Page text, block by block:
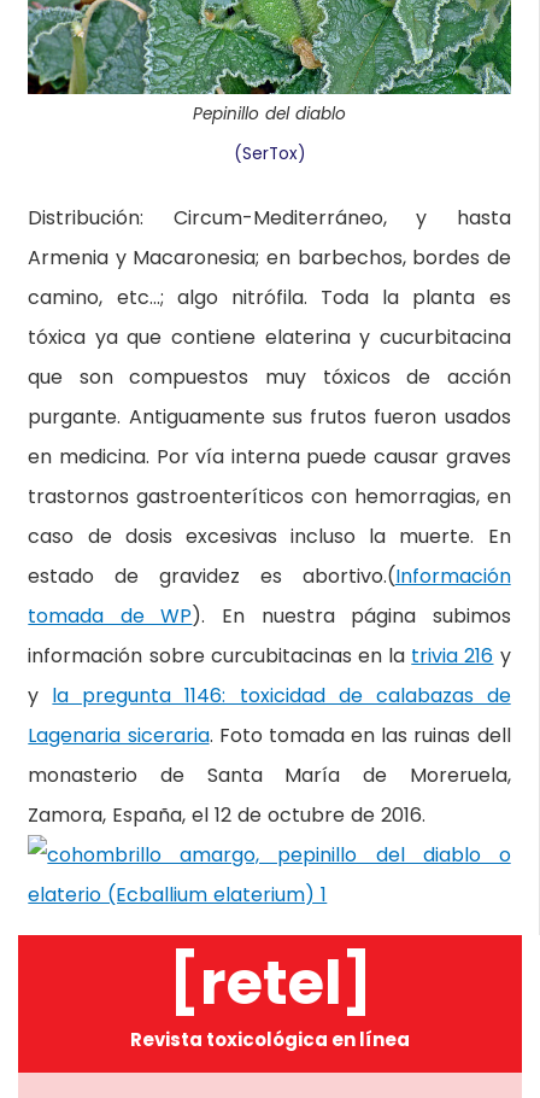
Pepinillo del diablo
(SerTox)
Distribución: Circum-Mediterráneo, y hasta
Armenia y Macaronesia; en barbechos, bordes de
camino, etc…; algo nitrófila. Toda la planta es
tóxica ya que contiene elaterina y cucurbitacina
que son compuestos muy tóxicos de acción
purgante. Antiguamente sus frutos fueron usados
en medicina. Por vía interna puede causar graves
trastornos gastroenteríticos con hemorragias, en
caso de dosis excesivas incluso la muerte. En
estado de gravidez es abortivo.(Información
tomada de WP). En nuestra página subimos
información sobre curcubitacinas en la trivia 216 y
y la pregunta 1146: toxicidad de calabazas de
Lagenaria siceraria. Foto tomada en las ruinas dell
monasterio de Santa María de Moreruela,
Zamora, España, el 12 de octubre de 2016.
[retel]
Revista toxicológica en línea